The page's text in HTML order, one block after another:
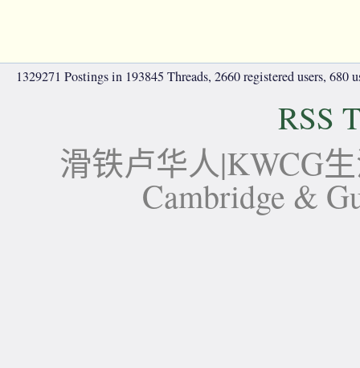
1329271 Postings in 193845 Threads, 2660 registered users, 680
RSS
滑铁卢华人|KWCG
Cambridge &